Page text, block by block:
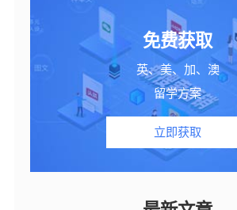
免费获取
英、美、加、澳
留学方案
立即获取